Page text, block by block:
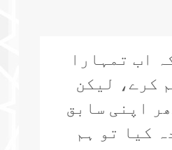
اب تمہارا
کرے، لیکن
اپنی سابق
کیا تو ہم